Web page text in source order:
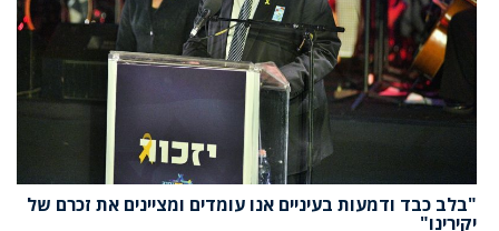
"בלב כבד ודמעות בעיניים אנו עומדים ומציינים את זכרם של
יקירינו"